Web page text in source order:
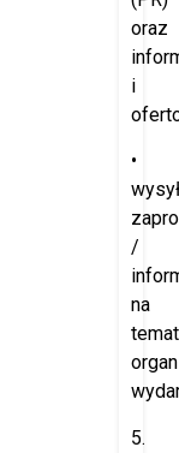
oraz
i
•
/
na
temat
5.